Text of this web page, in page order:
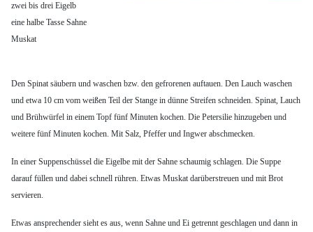
zwei bis drei Eigelb
eine halbe Tasse Sahne
Muskat
Den Spinat säubern und waschen bzw. den gefrorenen auftauen. Den Lauch waschen
und etwa 10 cm vom weißen Teil der Stange in dünne Streifen schneiden. Spinat, Lauch
und Brühwürfel in einem Topf fünf Minuten kochen. Die Petersilie hinzugeben und
weitere fünf Minuten kochen. Mit Salz, Pfeffer und Ingwer abschmecken.
In einer Suppenschüssel die Eigelbe mit der Sahne schaumig schlagen. Die Suppe
darauf füllen und dabei schnell rühren. Etwas Muskat darüberstreuen und mit Brot
servieren.
Etwas ansprechender sieht es aus, wenn Sahne und Ei getrennt geschlagen und dann in